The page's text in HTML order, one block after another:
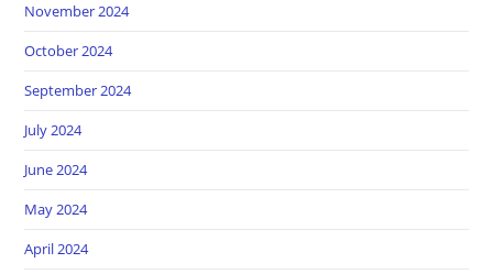
November 2024
October 2024
September 2024
July 2024
June 2024
May 2024
April 2024